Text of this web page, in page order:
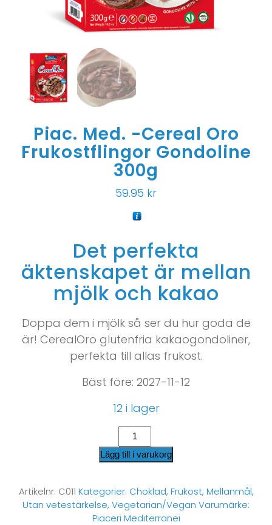
Piac. Med. -Cereal Oro
Frukostflingor Gondoline
300g
59.95 kr
Det perfekta
äktenskapet är mellan
mjölk och kakao
Doppa dem i mjölk så ser du hur goda de
är! CerealOro glutenfria kakaogondoliner,
perfekta till allas frukost.
Bäst före: 2027-11-12
12 i lager
Lägg till i varukorg
Artikelnr: C011 Kategorier: Choklad, Frukost, Mellanmål,
Utan vetestärkelse, Vegetarian/Vegan Varumärke:
Piaceri Mediterranei